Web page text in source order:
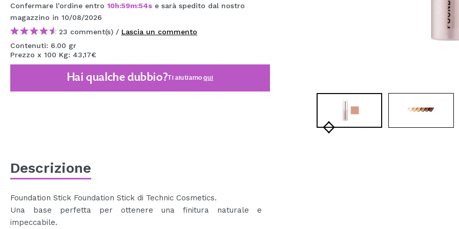
MAQUIFARMA
KOREA ZONE
TRAVEL SIZE
PROSSIMAMENTE
Confermare l'ordine entro 10h:59m:53se sarà spedito dal nostro
magazzino in 10/08/2026
23 comment(s) / Lascia un commento
Contenuti: 6.00 gr
Prezzo x 100 Kg: 43,17€
Hai qualche dubbio?Ti aiutiamoqui
Descrizione
Foundation Stick Foundation Stick di Technic Cosmetics.
Una base perfetta per ottenere una finitura naturale e
impeccabile.